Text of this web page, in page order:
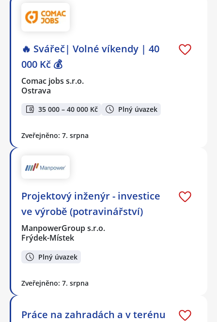
🔥 Svářeč| Volné víkendy | 40
000 Kč 💰
Comac jobs s.r.o.
Ostrava
35 000 – 40 000 Kč Plný úvazek
Zveřejněno: 7. srpna
Projektový inženýr - investice
ve výrobě (potravinářství)
ManpowerGroup s.r.o.
Frýdek-Místek
Plný úvazek
Zveřejněno: 7. srpna
Práce na zahradách a v terénu